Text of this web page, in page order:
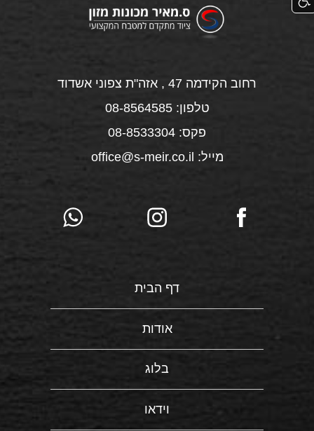
רחוב הקידמה 47 , אזה"ת צפוני אשדוד
טלפון: 08-8564585
פקס: 08-8533304
מייל: office@s-meir.co.il
דף הבית
אודות
בלוג
וידאו